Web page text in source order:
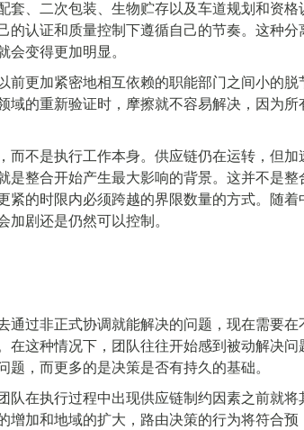
套、二次包装、生物贮存以及车道规划和资格
的认证和质量控制下遵循自己的节奏。这种分
变得更加明显。
前更加紧密地相互依赖的职能部门之间小的脱
域的重新验证时，摩擦就不容易解决，因为所
而不是执行工作本身。供应链仍在运转，但加
是整合开始产生最大影响的背景。这并不是整
的时限内必须跨越的界限数量的方式。随着
剧还是仍然可以控制。
通过非正式协调就能解决的问题，现在需要在
在这种情况下，团队往往开始感到被动解决问
，而更多的是决策是否有持久的基础。
队在执行过程中出现供应链制约因素之前就将
增加和地域的扩大，路由决策的行为将符合预